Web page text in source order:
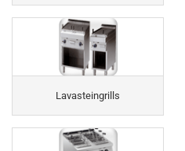
Lavasteingrills